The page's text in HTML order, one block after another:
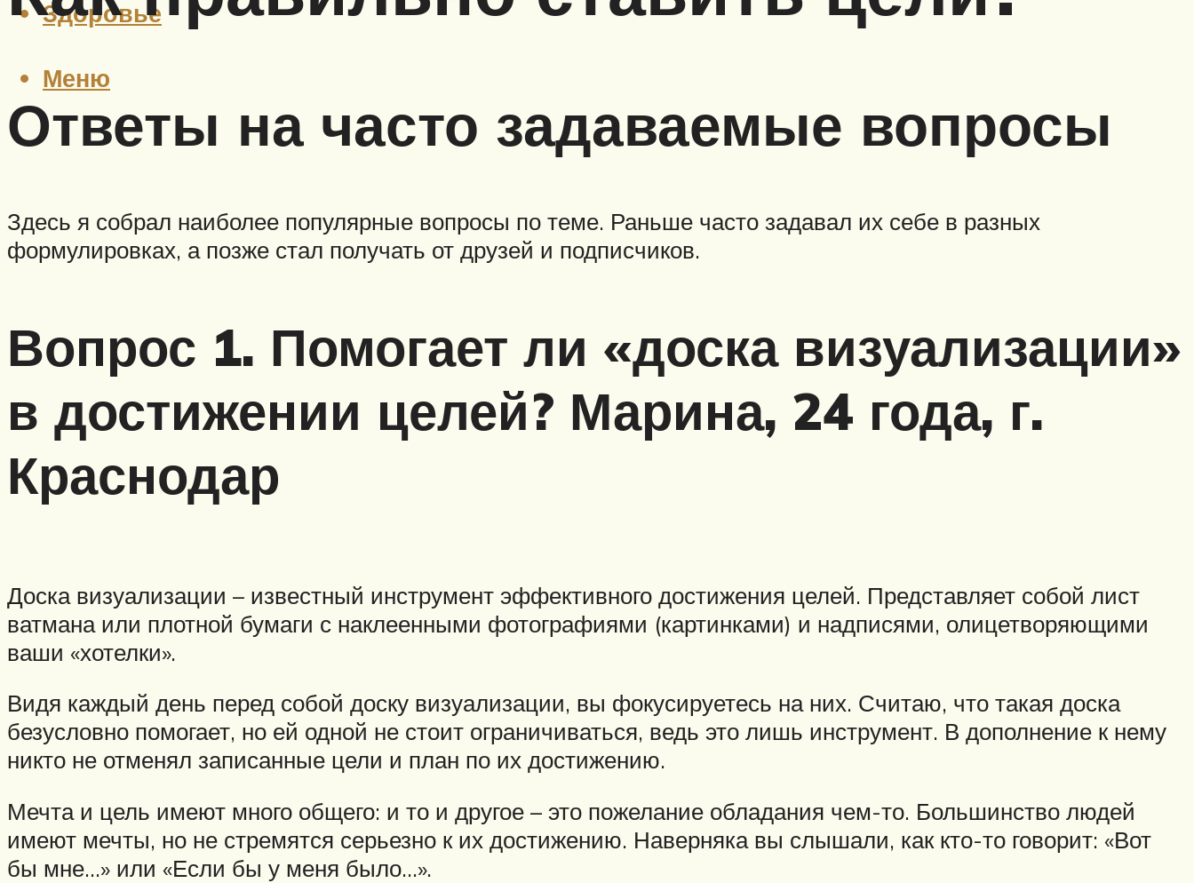
Здоровье
Меню
Ответы на часто задаваемые вопросы
Здесь я собрал наиболее популярные вопросы по теме. Раньше часто задавал их себе в разных
формулировках, а позже стал получать от друзей и подписчиков.
Вопрос 1. Помогает ли «доска визуализации»
в достижении целей? Марина, 24 года, г.
Краснодар
Доска визуализации – известный инструмент эффективного достижения целей. Представляет собой лист
ватмана или плотной бумаги с наклеенными фотографиями (картинками) и надписями, олицетворяющими
ваши «хотелки».
Видя каждый день перед собой доску визуализации, вы фокусируетесь на них. Считаю, что такая доска
безусловно помогает, но ей одной не стоит ограничиваться, ведь это лишь инструмент. В дополнение к нему
никто не отменял записанные цели и план по их достижению.
Мечта и цель имеют много общего: и то и другое – это пожелание обладания чем-то. Большинство людей
имеют мечты, но не стремятся серьезно к их достижению. Наверняка вы слышали, как кто-то говорит: «Вот
бы мне…» или «Если бы у меня было…».